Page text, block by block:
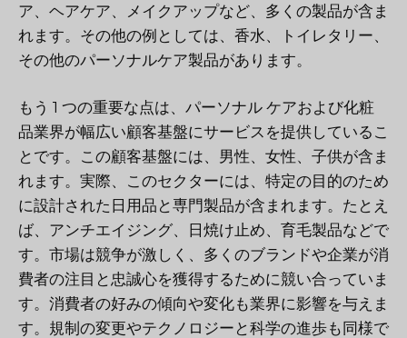
ア、ヘアケア、メイクアップなど、多くの製品が含ま
れます。その他の例としては、香水、トイレタリー、
その他のパーソナルケア製品があります。
もう 1 つの重要な点は、パーソナル ケアおよび化粧
品業界が幅広い顧客基盤にサービスを提供しているこ
とです。この顧客基盤には、男性、女性、子供が含ま
れます。実際、このセクターには、特定の目的のため
に設計された日用品と専門製品が含まれます。たとえ
ば、アンチエイジング、日焼け止め、育毛製品などで
す。市場は競争が激しく、多くのブランドや企業が消
費者の注目と忠誠心を獲得するために競い合っていま
す。消費者の好みの傾向や変化も業界に影響を与えま
す。規制の変更やテクノロジーと科学の進歩も同様で